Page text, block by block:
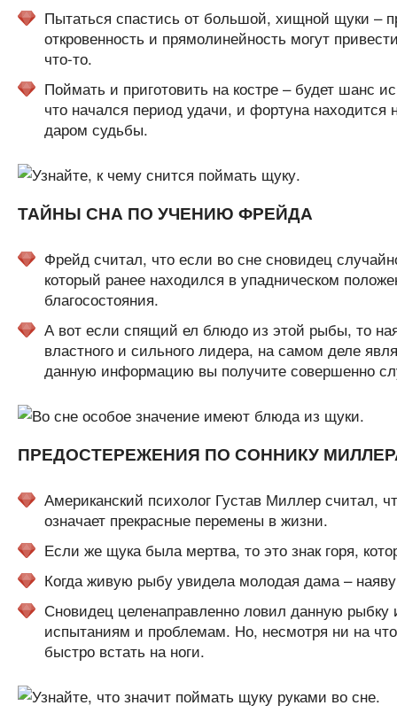
Пытаться спастись от большой, хищной щуки –
откровенность и прямолинейность могут
что-то.
Поймать и приготовить на костре – будет шанс
что начался период удачи, и фортуна
даром судьбы.
ТАЙНЫ СНА ПО УЧЕНИЮ ФРЕЙДА
Фрейд считал, что если во сне сновидец
который ранее находился в упадническом
благосостояния.
А вот если спящий ел блюдо из этой рыбы, то
властного и сильного лидера, на самом деле
данную информацию вы получите совершенно
ПРЕДОСТЕРЕЖЕНИЯ ПО СОННИКУ
Американский психолог Густав Миллер считал,
означает прекрасные перемены в жизни.
Если же щука была мертва, то это знак горя,
Когда живую рыбу увидела молодая дама –
Сновидец целенаправленно ловил данную рыбку
испытаниям и проблемам. Но, несмотря ни на
быстро встать на ноги.